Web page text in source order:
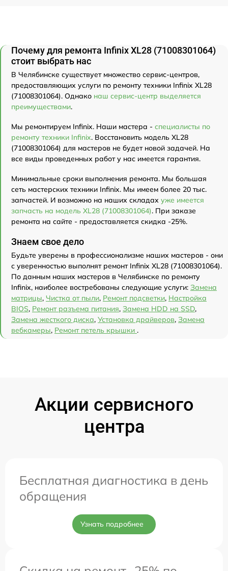
Почему для ремонта Infinix XL28 (71008301064)
стоит выбрать нас
В Челябинске существует множество сервис-центров,
предоставляющих услуги по ремонту техники Infinix XL28
(71008301064). Однако наш сервис-центр выделяется
преимуществами.
Мы ремонтируем Infinix. Наши мастера - специалисты по
ремонту техники Infinix. Восстановить модель XL28
(71008301064) для мастеров не будет новой задачей. На
все виды проведенных работ у нас имеется гарантия.
Минимальные сроки выполнения ремонта. Мы большая
сеть мастерских техники Infinix. Мы имеем более 20 тыс.
запчастей. И возможно на наших складах уже имеется
запчасть на модель XL28 (71008301064). При заказе
ремонта на сайте - предоставляется скидка -25%.
Знаем свое дело
Будьте уверены в профессионализме наших мастеров - они
с уверенностью выполнят ремонт Infinix XL28 (71008301064).
По данным наших мастеров в Челябинске по ремонту
Infinix, наиболее востребованы следующие услуги: Замена
матрицы, Чистка от пыли, Ремонт подсветки, Настройка
BIOS, Ремонт разъема питания, Замена HDD на SSD,
Замена жесткого диска, Установка драйверов, Замена
вебкамеры, Ремонт петель крышки .
Акции сервисного
центра
Бесплатная диагностика в день
обращения
Узнать подробнее